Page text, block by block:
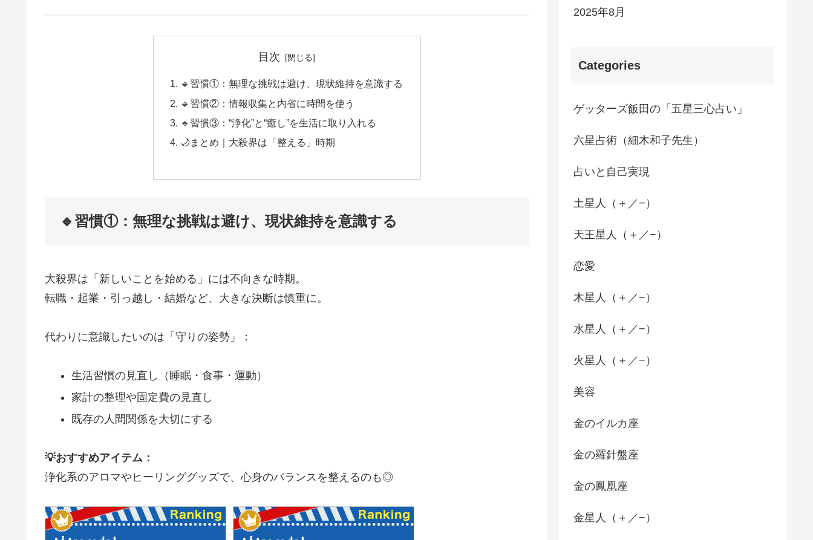
目次
🔹習慣①：無理な挑戦は避け、現状維持を意識する
🔹習慣②：情報収集と内省に時間を使う
🔹習慣③：“浄化”と“癒し”を生活に取り入れる
🌙まとめ｜大殺界は「整える」時期
🔹習慣①：無理な挑戦は避け、現状維持を意識する
大殺界は「新しいことを始める」には不向きな時期。
転職・起業・引っ越し・結婚など、大きな決断は慎重に。
代わりに意識したいのは「守りの姿勢」：
生活習慣の見直し（睡眠・食事・運動）
家計の整理や固定費の見直し
既存の人間関係を大切にする
💡おすすめアイテム：
浄化系のアロマやヒーリンググッズで、心身のバランスを整えるのも◎
2025年8月
Categories
ゲッターズ飯田の「五星三心占い」
六星占術（細木和子先生）
占いと自己実現
土星人（＋／−）
天王星人（＋／−）
恋愛
木星人（＋／−）
水星人（＋／−）
火星人（＋／−）
美容
金のイルカ座
金の羅針盤座
金の鳳凰座
金星人（＋／−）